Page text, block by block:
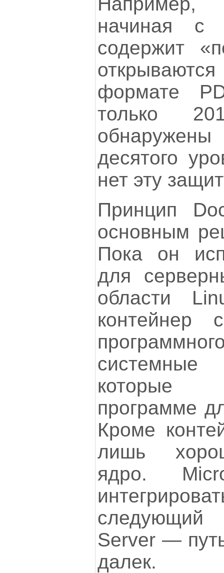
начиная с
содержит
формате
только
десятого
нет эту
Принцип
основным
Пока он
для
области
контейнер
которые
программе
Кроме
лишь
ядро.
следующий
Server —
далек.